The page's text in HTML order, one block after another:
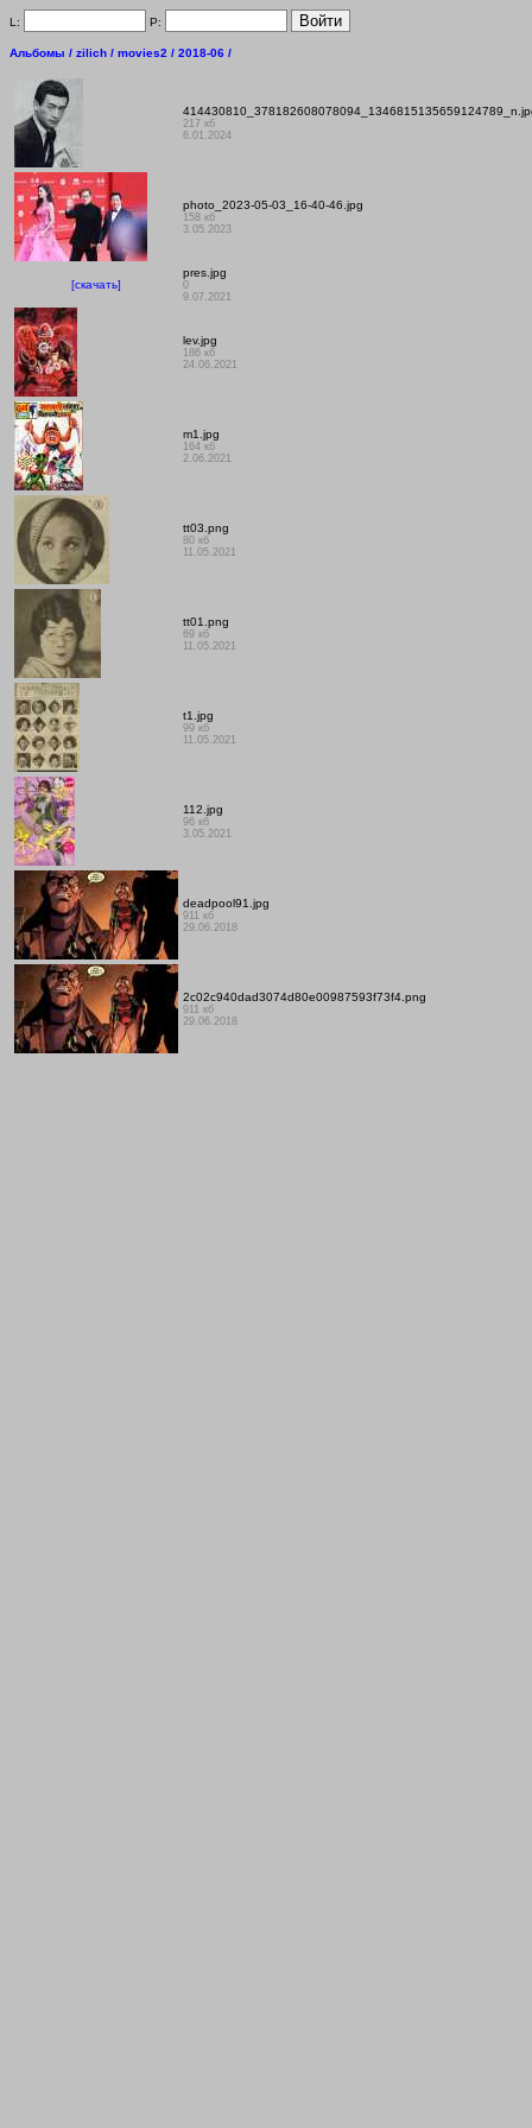
L: P:
Альбомы / zilich / movies2 / 2018-06 /
217 кб
6.01.2024
photo_2023-05-03_16-40-46.jpg
158 кб
3.05.2023
[скачать]
pres.jpg
0
9.07.2021
lev.jpg
186 кб
24.06.2021
m1.jpg
164 кб
2.06.2021
tt03.png
80 кб
11.05.2021
tt01.png
69 кб
11.05.2021
t1.jpg
99 кб
11.05.2021
112.jpg
96 кб
3.05.2021
deadpool91.jpg
911 кб
29.06.2018
2c02c940dad3074d80e00987593f73f4.png
911 кб
29.06.2018